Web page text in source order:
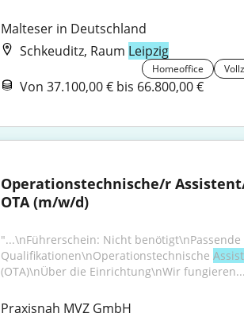
Malteser in Deutschland
Schkeuditz, Raum Leipzig
Homeoffice
Von 37.100,00 € bis 66.800,00 €
Operationstechnische/r
OTA (m/w/d)
"...\nFührerschein: Nicht benötigt\nPassende
Qualifikationen\nOperationstechnische
(OTA)\nÜber die Einrichtung\nWir
Praxisnah MVZ GmbH